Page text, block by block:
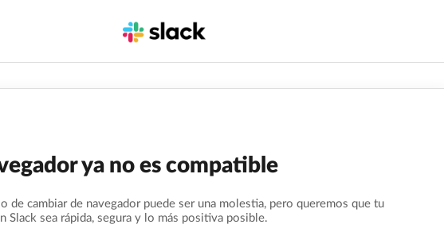
ya no es compatible
de cambiar de navegador puede ser una molestia, pero queremos que tu
Slack sea rápida, segura y lo más positiva posible.